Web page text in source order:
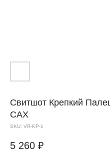
Свитшот Крепкий
САХ
SKU: VR-KP-1
5 260 ₽